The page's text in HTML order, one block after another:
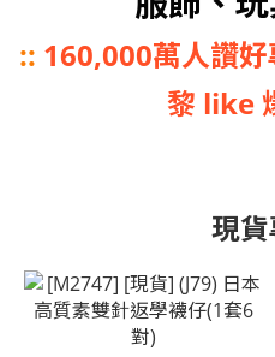
:: 160,000萬人讚
黎 like
現